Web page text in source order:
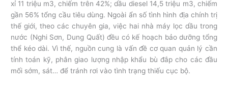
xỉ 11 triệu m3, chiếm trên 42%; dầu diesel 14,5 triệu m3, chiếm
gần 56% tổng cầu tiêu dùng. Ngoài ẩn số tình hình địa chính trị
thế giới, theo các chuyên gia, việc hai nhà máy lọc dầu trong
nước (Nghi Sơn, Dung Quất) đều có kế hoạch bảo dưỡng tổng
thể kéo dài. Vì thế, nguồn cung là vấn đề cơ quan quản lý cần
tính toán kỹ, phân giao lượng nhập khẩu bù đắp cho các đầu
mối sớm, sát… để tránh rơi vào tình trạng thiếu cục bộ.